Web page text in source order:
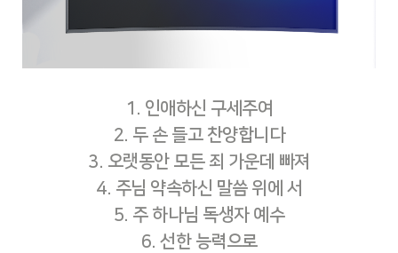
1. 인애하신 구세주여
2. 두 손 들고 찬양합니다
3. 오랫동안 모든 죄 가운데 빠져
4. 주님 약속하신 말씀 위에 서
5. 주 하나님 독생자 예수
6. 선한 능력으로